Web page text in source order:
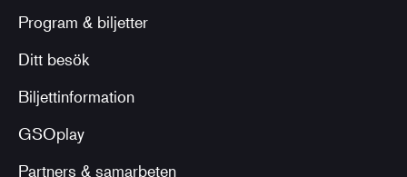
Program & biljetter
Ditt besök
Biljettinformation
GSOplay
Partners & samarbeten